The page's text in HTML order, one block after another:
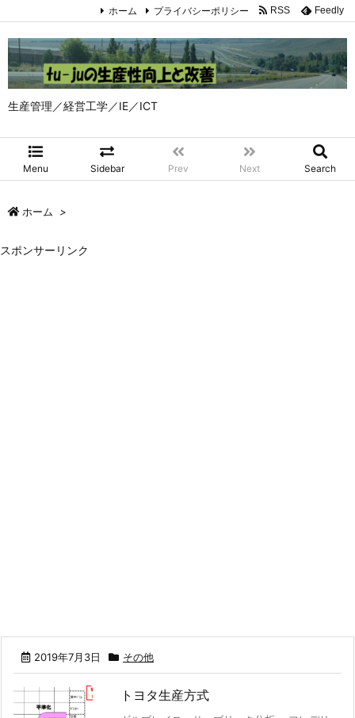
生産管理／経営工学／IE／ICT
Menu Sidebar Prev Next Search
ホーム プライバシーポリシー RSS Feedly
ホーム >
スポンサーリンク
2019年7月3日 その他
トヨタ生産方式